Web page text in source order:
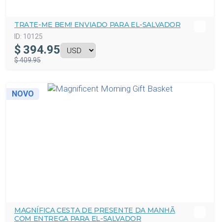
TRATE-ME BEM! ENVIADO PARA EL-SALVADOR
ID: 10125
$ 394.95
$ 409.95
NOVO
MAGNÍFICA CESTA DE PRESENTE DA MANHÃ
COM ENTREGA PARA EL-SALVADOR